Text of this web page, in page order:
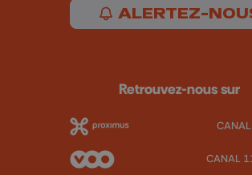
ALERTEZ-
Retrouvez-nous sur
CANAL